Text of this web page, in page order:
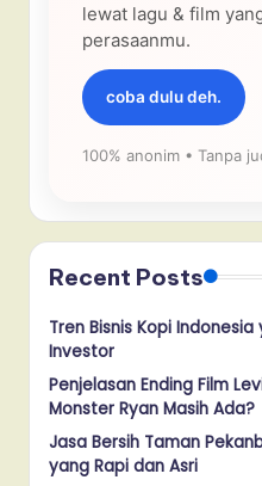
lewat lagu & film
perasaanmu.
coba dulu deh.
100% anonim • Tanpa
Recent Posts
Tren Bisnis Kopi
Investor
Penjelasan Ending Film
Monster Ryan Masih Ada?
Jasa Bersih Taman
yang Rapi dan Asri